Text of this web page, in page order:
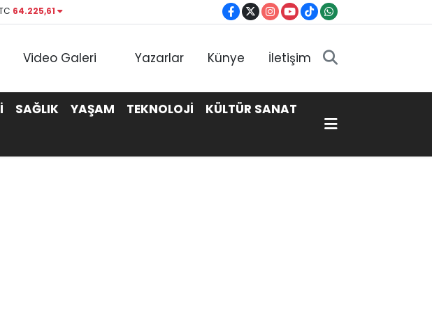
64.225,61
Video Galeri Yazarlar Künye İletişim
SAĞLIK YAŞAM TEKNOLOJİ
KÜLTÜR SANAT